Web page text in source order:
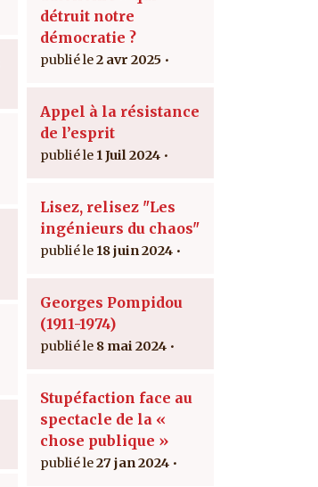
détruit notre
démocratie ?
2 avr 2025
Appel à la résistance
de l’esprit
1 Juil 2024
Lisez, relisez "Les
ingénieurs du chaos"
18 juin 2024
Georges Pompidou
(1911-1974)
8 mai 2024
Stupéfaction face au
spectacle de la «
chose publique »
27 jan 2024